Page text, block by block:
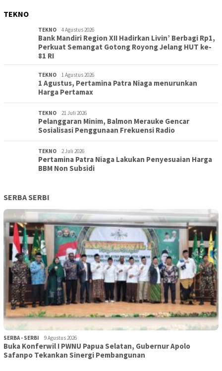
TEKNO
TEKNO 4 Agustus 2026
Bank Mandiri Region XII Hadirkan Livin’ Berbagi Rp1,
Perkuat Semangat Gotong Royong Jelang HUT ke-
81 RI
TEKNO 1 Agustus 2026
1 Agustus, Pertamina Patra Niaga menurunkan
Harga Pertamax
TEKNO 21 Juli 2026
Pelanggaran Minim, Balmon Merauke Gencar
Sosialisasi Penggunaan Frekuensi Radio
TEKNO 2 Juli 2026
Pertamina Patra Niaga Lakukan Penyesuaian Harga
BBM Non Subsidi
SERBA SERBI
SERBA - SERBI 9 Agustus 2026
Buka Konferwil I PWNU Papua Selatan, Gubernur Apolo
Safanpo Tekankan Sinergi Pembangunan